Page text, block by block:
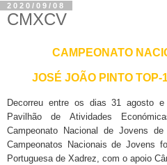
2020/09/08
CMXCV
CAMPEONATO
JOSÉ JOÃO PINTO
Decorreu entre os dias 31 agosto
Pavilhão de Atividades
Campeonato Nacional de Jovens
Campeonatos Nacionais de Jovens
Portuguesa de Xadrez, com o apoio